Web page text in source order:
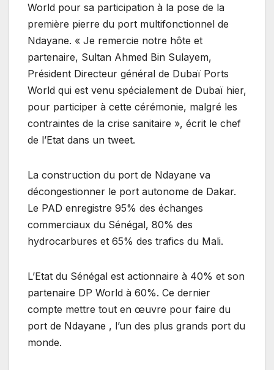
World pour sa participation à la pose de la
première pierre du port multifonctionnel de
Ndayane. « Je remercie notre hôte et
partenaire, Sultan Ahmed Bin Sulayem,
Président Directeur général de Dubaï Ports
World qui est venu spécialement de Dubaï hier,
pour participer à cette cérémonie, malgré les
contraintes de la crise sanitaire », écrit le chef
de l’Etat dans un tweet.
La construction du port de Ndayane va
décongestionner le port autonome de Dakar.
Le PAD enregistre 95% des échanges
commerciaux du Sénégal, 80% des
hydrocarbures et 65% des trafics du Mali.
L’Etat du Sénégal est actionnaire à 40% et son
partenaire DP World à 60%. Ce dernier
compte mettre tout en œuvre pour faire du
port de Ndayane , l’un des plus grands port du
monde.